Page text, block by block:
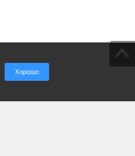
Хорошо